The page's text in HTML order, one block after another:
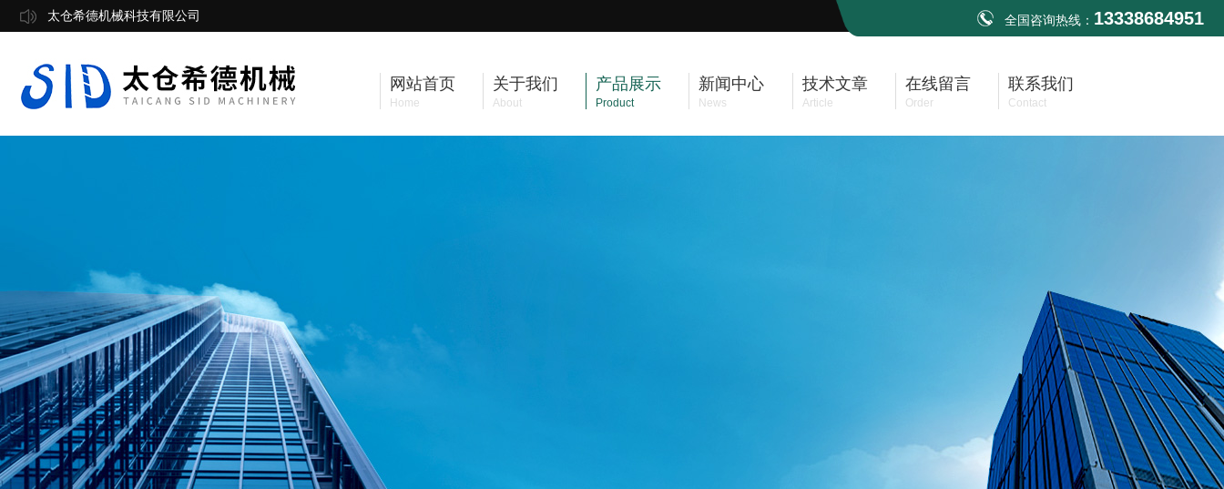
太仓希德机械科技有限公司 全国咨询热线： 13338684951
网站首页
Home
关于我们
About
产品展示
Product
新闻中心
News
技术文章
Article
在线留言
Order
联系我们
Contact